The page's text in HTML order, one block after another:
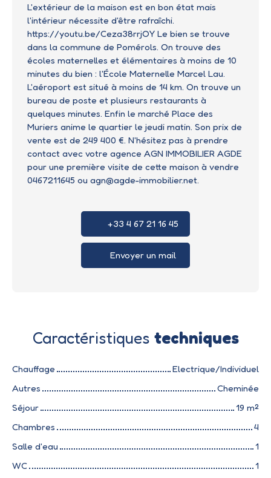
L'extérieur de la maison est en bon état mais
l'intérieur nécessite d'être rafraîchi.
https://youtu.be/Ceza38rrjOY Le bien se trouve
dans la commune de Pomérols. On trouve des
écoles maternelles et élémentaires à moins de 10
minutes du bien : l'École Maternelle Marcel Lau.
L'aéroport est situé à moins de 14 km. On trouve un
bureau de poste et plusieurs restaurants à
quelques minutes. Enfin le marché Place des
Muriers anime le quartier le jeudi matin. Son prix de
vente est de 249 400 €. N'hésitez pas à prendre
contact avec votre agence AGN IMMOBILIER AGDE
pour une première visite de cette maison à vendre
0467211645 ou agn@agde-immobilier.net.
+33 4 67 21 16 45
Envoyer un mail
Caractéristiques techniques
Chauffage
Electrique/Individuel
Autres
Cheminée
Séjour
19 m²
Chambres
4
Salle d'eau
1
WC
1